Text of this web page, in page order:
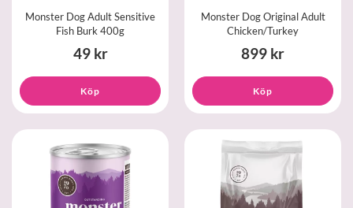
Monster Dog Adult Sensitive
Fish Burk 400g
49 kr
Köp
Monster Dog Original Adult
Chicken/Turkey
899 kr
Köp